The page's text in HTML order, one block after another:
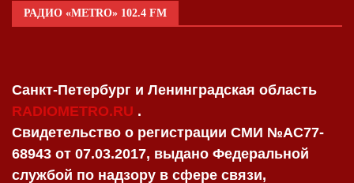
РАДИО «METRO» 102.4 FM
Санкт-Петербург и Ленинградская область
RADIOMETRO.RU .
Свидетельство о регистрации СМИ №AC77-
68943 от 07.03.2017, выдано Федеральной
службой по надзору в сфере связи,